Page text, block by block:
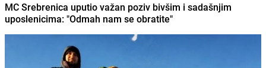
MC Srebrenica uputio važan poziv bivšim i sadašnjim
uposlenicima: "Odmah nam se obratite"